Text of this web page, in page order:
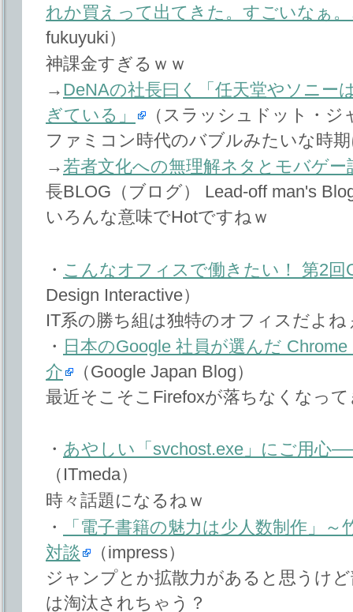
れか買えって出てきた。すごいなぁ
fukuyuki）
神課金すぎるｗｗ
→ DeNAの社長曰く「任天堂やソニー
ぎている」
（スラッシュドット・ジ
ファミコン時代のバブルみたいな時
→若者文化への無理解ネタとモバゲー
長BLOG（ブログ） Lead‐off man's
いろんな意味でHotですねｗ
・ こんなオフィスで働きたい！ 第2回
Design Interactive）
IT系の勝ち組は独特のオフィスだよね
・ 日本のGoogle 社員が選んだ
介
（Google Japan Blog）
最近そこそこFirefoxが落ちなくなっ
・ あやしい「svchost.exe」にご用心
（ITmeda）
時々話題になるねｗ
・
「電子書籍の魅力は少人数制作」
対談
（impress）
ジャンプとか拡散力があると思うけ
は淘汰されちゃう？